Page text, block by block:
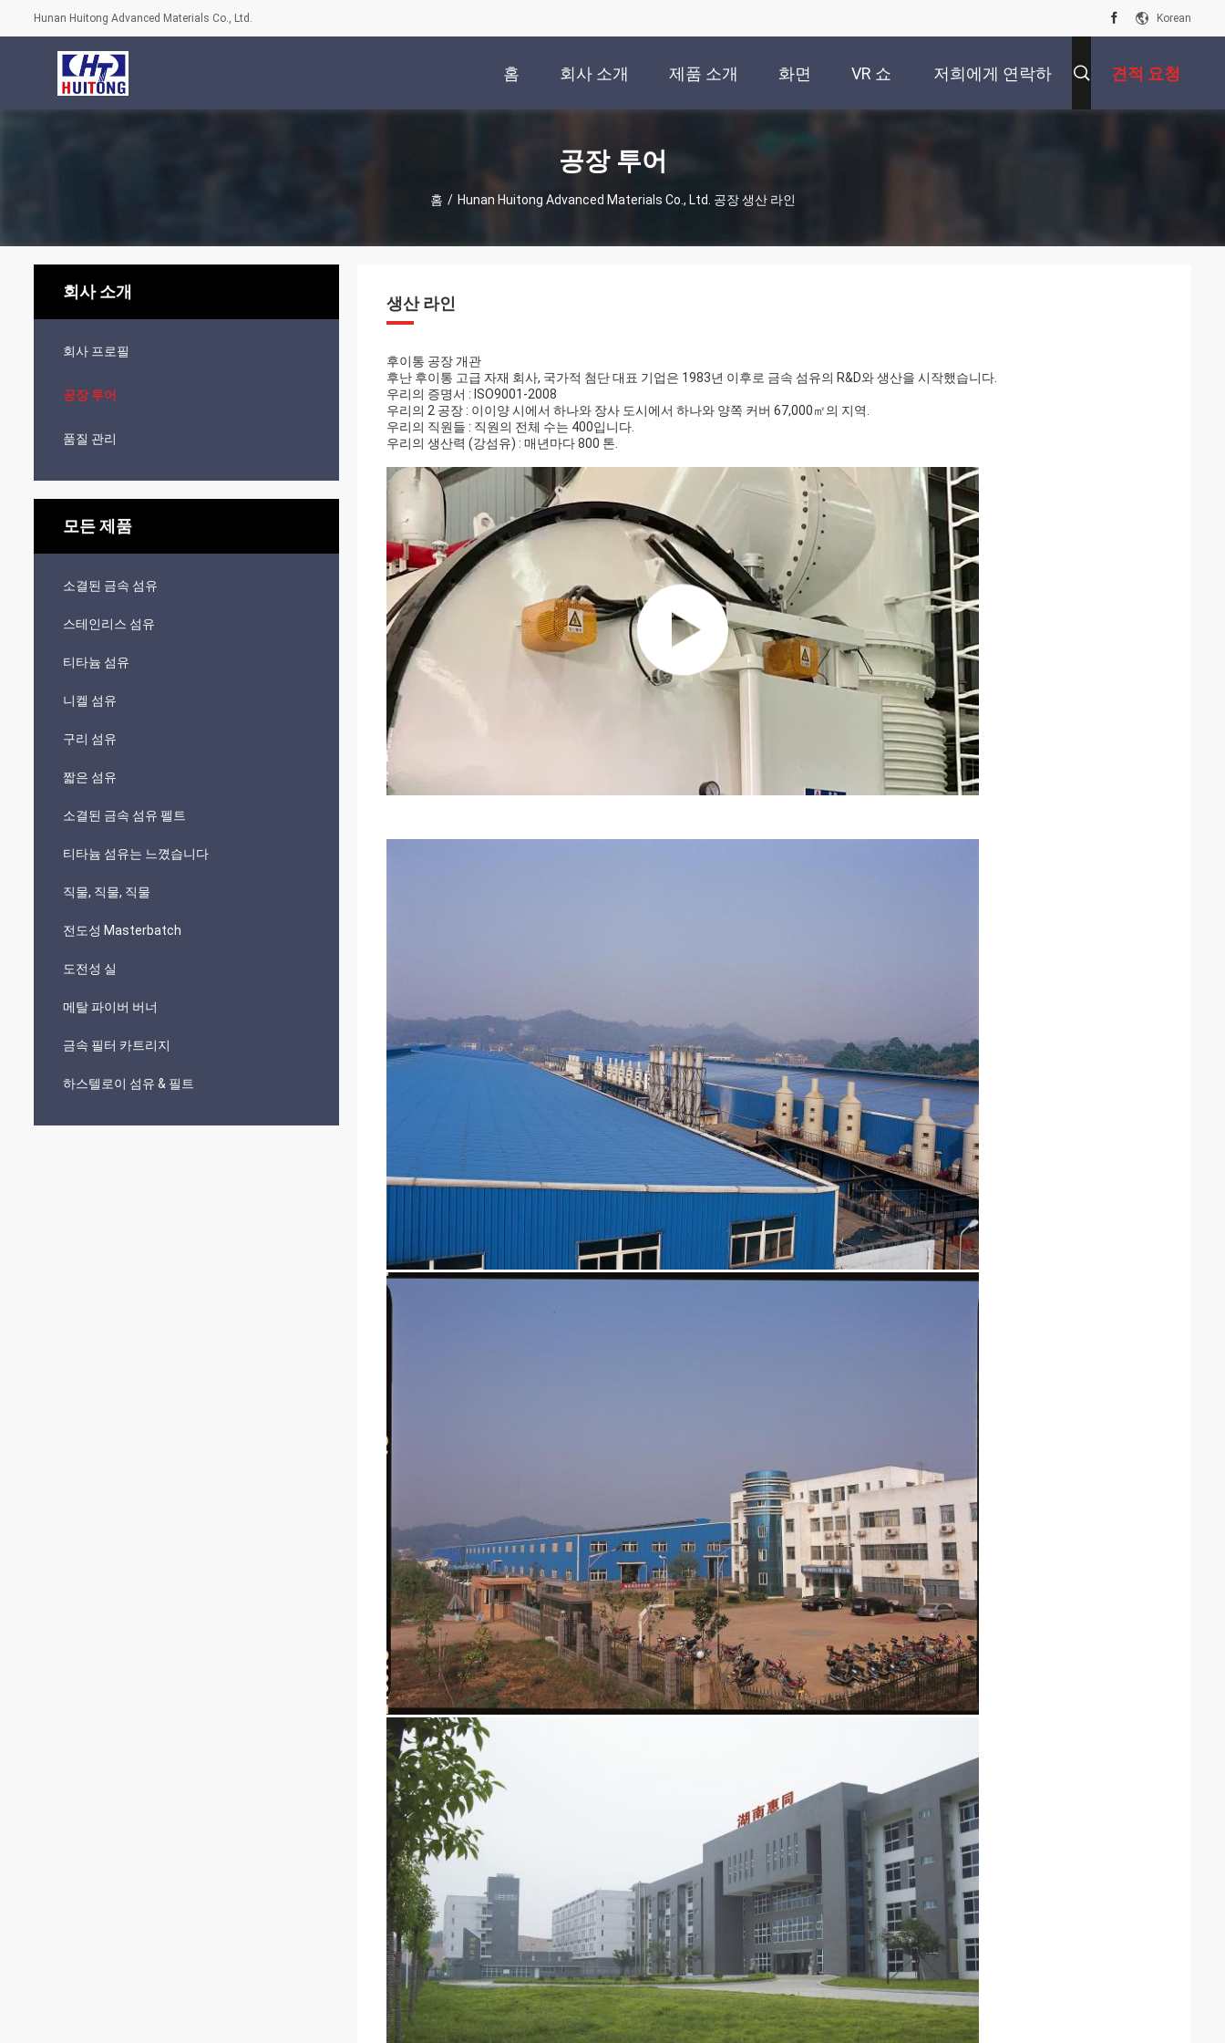
Hunan Huitong Advanced Materials Co., Ltd. Korean
홈 회사 소개 제품 소개 화면 VR 쇼 저희에게 연락하 견적 요청
공장 투어
홈 / Hunan Huitong Advanced Materials Co., Ltd. 공장 생산 라인
회사 소개
회사 프로필
공장 투어
품질 관리
모든 제품
소결된 금속 섬유
스테인리스 섬유
티타늄 섬유
니켈 섬유
구리 섬유
짧은 섬유
소결된 금속 섬유 펠트
티타늄 섬유는 느꼈습니다
직물, 직물, 직물
전도성 Masterbatch
도전성 실
메탈 파이버 버너
금속 필터 카트리지
하스텔로이 섬유 & 필트
생산 라인
후이통 공장 개관
후난 후이통 고급 자재 회사, 국가적 첨단 대표 기업은 1983년 이후로 금속 섬유의 R&D와 생산을 시작했습니다.
우리의 증명서 : ISO9001-2008
우리의 2 공장 : 이이양 시에서 하나와 장사 도시에서 하나와 양쪽 커버 67,000㎡의 지역.
우리의 직원들 : 직원의 전체 수는 400입니다.
우리의 생산력 (강섬유) : 매년마다 800 톤.